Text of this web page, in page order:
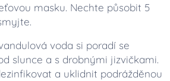
masku. Nechte působit 5
voda si poradí se
slunce a s drobnými jizvičkami.
a uklidnit podrážděnou